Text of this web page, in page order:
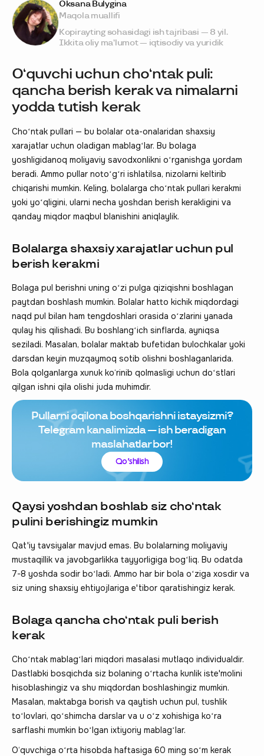
O‘quvchi uchun choʻntak puli:
qancha berish kerak va nimalarni
yodda tutish kerak
Choʻntak pullari — bu bolalar ota-onalaridan shaxsiy
xarajatlar uchun oladigan mablagʻlar. Bu bolaga
yoshligidanoq moliyaviy savodxonlikni oʻrganishga yordam
beradi. Ammo pullar notoʻgʻri ishlatilsa, nizolarni keltirib
chiqarishi mumkin. Keling, bolalarga choʻntak pullari kerakmi
yoki yoʻqligini, ularni necha yoshdan berish kerakligini va
qanday miqdor maqbul blanishini aniqlaylik.
Bolalarga shaxsiy xarajatlar uchun pul
berish kerakmi
Bolaga pul berishni uning oʻzi pulga qiziqishni boshlagan
paytdan boshlash mumkin. Bolalar hatto kichik miqdordagi
naqd pul bilan ham tengdoshlari orasida oʻzlarini yanada
qulay his qilishadi. Bu boshlangʻich sinflarda, ayniqsa
seziladi. Masalan, bolalar maktab bufetidan bulochkalar yoki
darsdan keyin muzqaymoq sotib olishni boshlaganlarida.
Bola qolganlarga xunuk ko‘rinib qolmasligi uchun doʻstlari
qilgan ishni qila olishi juda muhimdir.
Pullarni oqilona boshqarishni istaysizmi?
Telegram kanalimizda — ish beradigan
maslahatlar bor!
Qo‘shilish
Qaysi yoshdan boshlab siz choʻntak
pulini berishingiz mumkin
Qat'iy tavsiyalar mavjud emas. Bu bolalarning moliyaviy
mustaqillik va javobgarlikka tayyorligiga bogʻliq. Bu odatda
7-8 yoshda sodir boʻladi. Ammo har bir bola oʻziga xosdir va
siz uning shaxsiy ehtiyojlariga e'tibor qaratishingiz kerak.
Bolaga qancha choʻntak puli berish
kerak
Choʻntak mablagʻlari miqdori masalasi mutlaqo individualdir.
Dastlabki bosqichda siz bolaning oʻrtacha kunlik iste'molini
hisoblashingiz va shu miqdordan boshlashingiz mumkin.
Masalan, maktabga borish va qaytish uchun pul, tushlik
toʻlovlari, qoʻshimcha darslar va u oʻz xohishiga koʻra
sarflashi mumkin boʻlgan ixtiyoriy mablagʻlar.
O‘quvchiga oʻrta hisobda haftasiga 60 ming soʻm kerak
Oksana Bulygina
Maqola muallifi
Kopirayting sohasidagi ish tajribasi — 8 yil.
Ikkita oliy ma’lumot — iqtisodiy va yuridik